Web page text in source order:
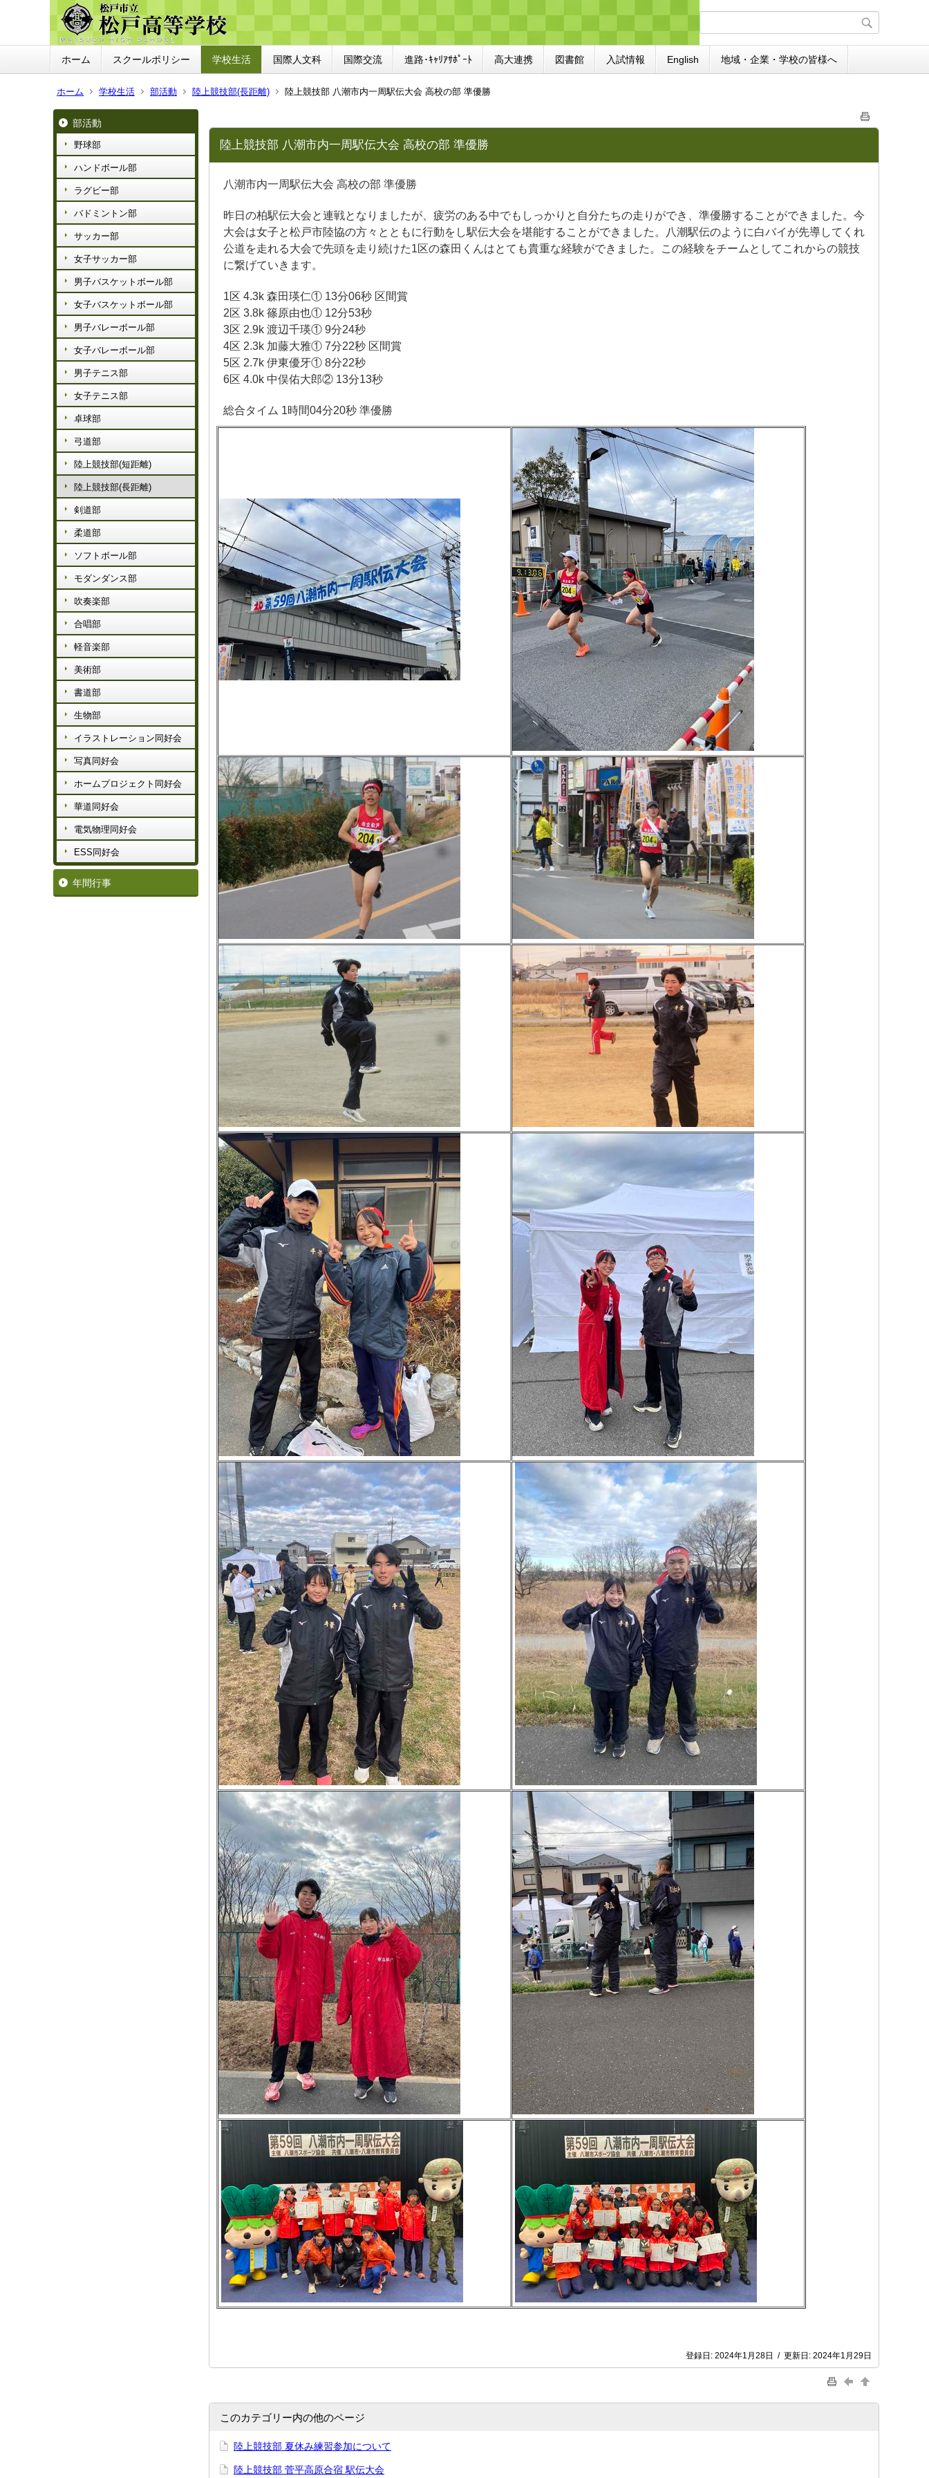
ホーム スクールポリシー 学校生活 国際人文科 国際交流 進路･ｷｬﾘｱｻﾎﾟｰﾄ 高大連携 図書館 入試情報 English 地域・企業・学校の皆様へ
ホーム 学校生活 部活動 陸上競技部(長距離) 陸上競技部 八潮市内一周駅伝大会 高校の部 準優勝
部活動
野球部
ハンドボール部
ラグビー部
バドミントン部
サッカー部
女子サッカー部
男子バスケットボール部
女子バスケットボール部
男子バレーボール部
女子バレーボール部
男子テニス部
女子テニス部
卓球部
弓道部
陸上競技部(短距離)
陸上競技部(長距離)
剣道部
柔道部
ソフトボール部
モダンダンス部
吹奏楽部
合唱部
軽音楽部
美術部
書道部
生物部
イラストレーション同好会
写真同好会
ホームプロジェクト同好会
華道同好会
電気物理同好会
ESS同好会
年間行事
陸上競技部 八潮市内一周駅伝大会 高校の部 準優勝
八潮市内一周駅伝大会 高校の部 準優勝
昨日の柏駅伝大会と連戦となりましたが、疲労のある中でもしっかりと自分たちの走りができ、準優勝することができました。今
大会は女子と松戸市陸協の方々とともに行動をし駅伝大会を堪能することができました。八潮駅伝のように白バイが先導してくれ
公道を走れる大会で先頭を走り続けた1区の森田くんはとても貴重な経験ができました。この経験をチームとしてこれからの競技
に繋げていきます。
1区 4.3k 森田瑛仁① 13分06秒 区間賞
2区 3.8k 篠原由也① 12分53秒
3区 2.9k 渡辺千瑛① 9分24秒
4区 2.3k 加藤大雅① 7分22秒 区間賞
5区 2.7k 伊東優牙① 8分22秒
6区 4.0k 中俣佑大郎② 13分13秒
総合タイム 1時間04分20秒 準優勝
登録日: 2024年1月28日 / 更新日: 2024年1月29日
このカテゴリー内の他のページ
陸上競技部 夏休み練習参加について
陸上競技部 菅平高原合宿 駅伝大会